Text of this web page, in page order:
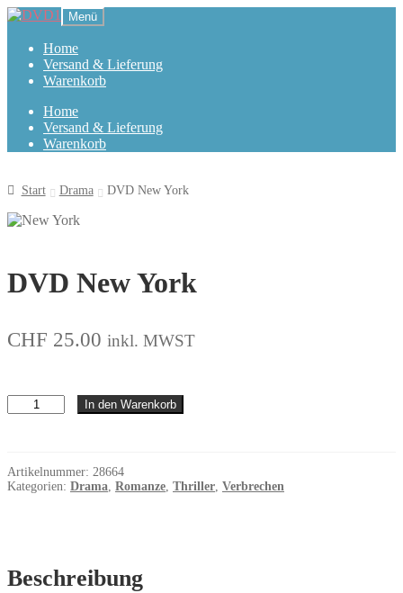
Zur
Navigation
springen
Zum
springen
Menü
Home
Versand & Lieferung
Warenkorb
Home
Versand & Lieferung
Warenkorb
Start Drama DVD New York
DVD New York
CHF 25.00 inkl. MWST
York
In den Warenkorb
Artikelnummer: 28664
Kategorien: Drama Romanze Thriller Verbrechen
Beschreibung